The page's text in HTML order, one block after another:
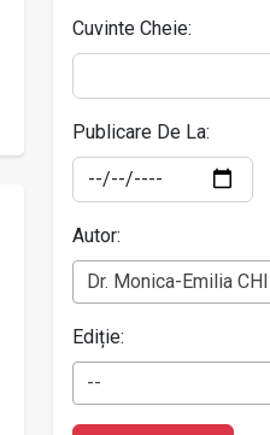
Cuvinte Cheie:
Publicare De La:
Autor:
Dr. Monica-Emilia
Ediție:
--